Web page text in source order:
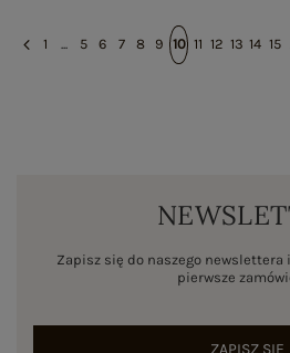
1 ... 5 6 7 8 9 10 11 12 13 14 15
Zapisz się do naszego newslettera
pierwsze
ZAPISZ SIĘ